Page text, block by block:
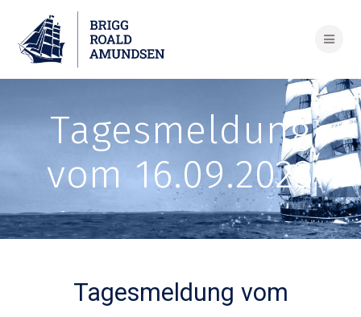
Tagesmeldung
vom 16.09.2023
Tagesmeldung vom